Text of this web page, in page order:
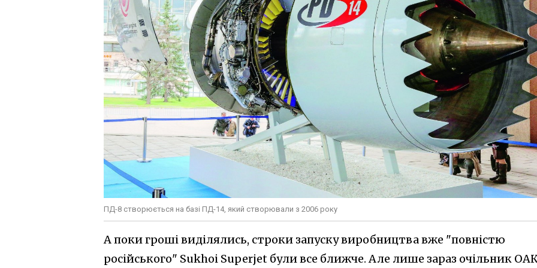
ПД-8 створюється на базі ПД-14, який створювали з 2006 року
А поки гроші виділялись, строки запуску виробництва вже "повністю
російського" Sukhoi Superjet були все ближче. Але лише зараз очільник